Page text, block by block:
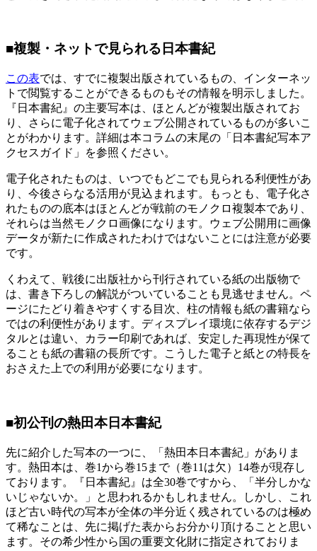
■複製・ネットで見られる日本書紀
この表では、すでに複製出版されているもの、インターネッ
トで閲覧することができるものもその情報を明示しました。
『日本書紀』の主要写本は、ほとんどが複製出版されてお
り、さらに電子化されてウェブ公開されているものが多いこ
とがわかります。詳細は本コラムの末尾の「日本書紀写本ア
クセスガイド」を参照ください。
電子化されたものは、いつでもどこでも見られる利便性があ
り、今後さらなる活用が見込まれます。もっとも、電子化さ
れたものの底本はほとんどが戦前のモノクロ複製本であり、
それらは当然モノクロ画像になります。ウェブ公開用に画像
データが新たに作成されたわけではないことには注意が必要
です。
くわえて、戦後に出版社から刊行されている紙の出版物で
は、書き下ろしの解説がついていることも見逃せません。ペ
ージにたどり着きやすくする目次、柱の情報も紙の書籍なら
ではの利便性があります。ディスプレイ環境に依存するデジ
タルとは違い、カラー印刷であれば、安定した再現性が保て
ることも紙の書籍の長所です。こうした電子と紙との特長を
おさえた上での利用が必要になります。
■初公刊の熱田本日本書紀
先に紹介した写本の一つに、「熱田本日本書紀」がありま
す。熱田本は、巻1から巻15まで（巻11は欠）14巻が現存し
ております。『日本書紀』は全30巻ですから、「半分しかな
いじゃないか。」と思われるかもしれません。しかし、これ
ほど古い時代の写本が全体の半分近く残されているのは極め
て稀なことは、先に掲げた表からお分かり頂けることと思い
ます。その希少性から国の重要文化財に指定されておりま